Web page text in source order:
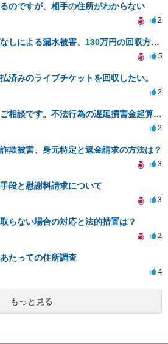
のですが、相手の住所がわからない
2
上階の水出しっぱなしによる漏水被害、130万円の回収方法を相談したい
5
済みのライブチケットを回収したい。
2
弁護過誤についてご相談です。不法行為の遅延損害金起算日について。
2
欺被害、身元特定と返金請求の方法は？
3
段と慰謝料請求について
3
らない場合の対応と法的措置は？
2
たっての住所調査
4
もっと見る